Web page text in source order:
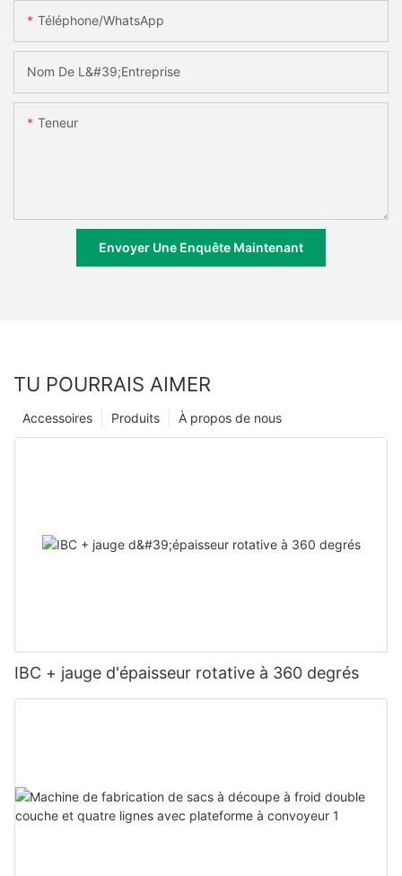
Téléphone/WhatsApp
Nom De L&#39;entreprise
Teneur
Envoyer Une Enquête Maintenant
TU POURRAIS AIMER
À propos de nous
Produits
Accessoires
IBC + jauge d'épaisseur rotative à 360 degrés